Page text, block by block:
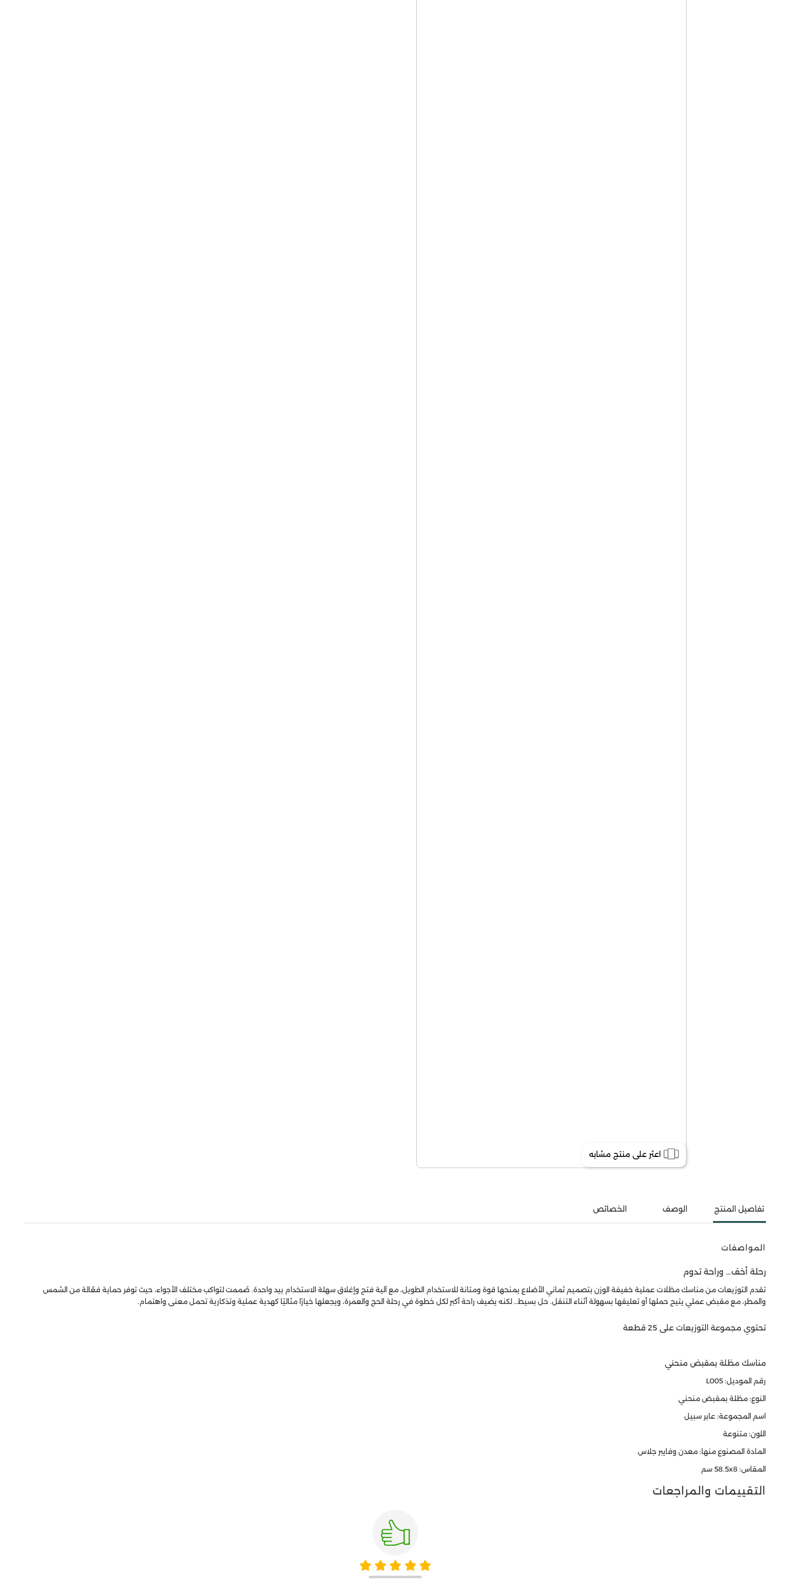
اعثر على منتج مشابه
تفاصيل المنتج الوصف الخصائص
المواصفات
رحلة أخف… وراحة تدوم
تقدم التوزيعات من مناسك مظلات عملية خفيفة الوزن بتصميم ثماني الأضلاع يمنحها قوة ومتانة للاستخدام الطويل، مع آلية فتح وإغلاق سهلة الاستخدام بيد واحدة. صُممت لتواكب مختلف الأجواء، حيث توفر حماية فعّالة من الشمس
والمطر، مع مقبض عملي يتيح حملها أو تعليقها بسهولة أثناء التنقل. حل بسيط… لكنه يضيف راحة أكبر لكل خطوة في رحلة الحج والعمرة، ويجعلها خيارًا مثاليًا كهدية عملية وتذكارية تحمل معنى واهتمام.
تحتوي مجموعة التوزيعات على 25 قطعة
مناسك مظلة بمقبض منحني
رقم الموديل: L005
النوع: مظلة بمقبض منحني
اسم المجموعة: عابر سبيل
اللون: متنوعة
المادة المصنوع منها: معدن وفايبر جلاس
المقاس: 58.5x8 سم
التقييمات والمراجعات